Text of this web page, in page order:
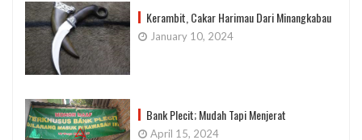
Kerambit, Cakar Harimau Dari Minangkabau
January 10, 2024
Bank Plecit; Mudah Tapi Menjerat
April 15, 2024